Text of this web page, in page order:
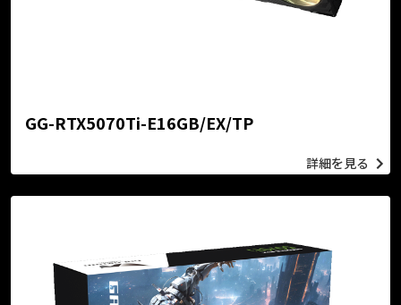
GG-RTX5070Ti-E16GB/EX/TP
詳細を見る